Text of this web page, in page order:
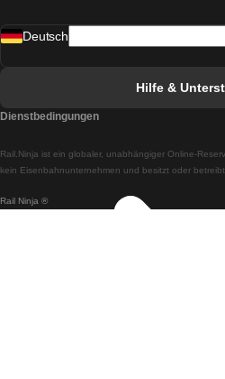
Züge von Lissabon
Züge von Braga
Rail Ninja ®
Rail.Ninja ist ein globaler, unabhängiger Online-
kein Eisenbahnunternehmen und besitzt oder betreibt
Deutsch
Hilfe &
Dienstbedingungen